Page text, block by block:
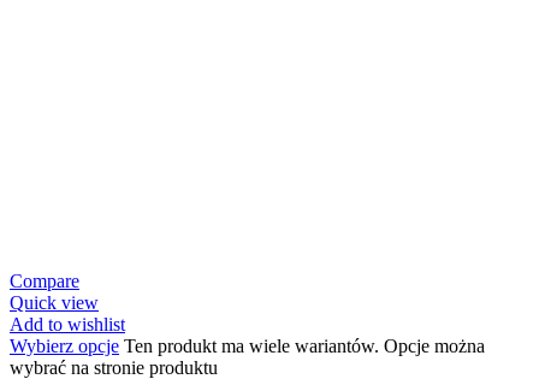
Compare
Quick view
Add to wishlist
Wybierz opcje Ten produkt ma wiele wariantów. Opcje można
wybrać na stronie produktu